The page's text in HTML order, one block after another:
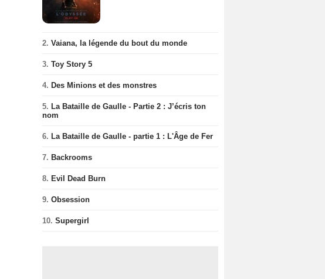
2. Vaiana, la légende du bout du monde
3. Toy Story 5
4. Des Minions et des monstres
5. La Bataille de Gaulle - Partie 2 : J’écris ton
nom
6. La Bataille de Gaulle - partie 1 : L'Âge de Fer
7. Backrooms
8. Evil Dead Burn
9. Obsession
10. Supergirl